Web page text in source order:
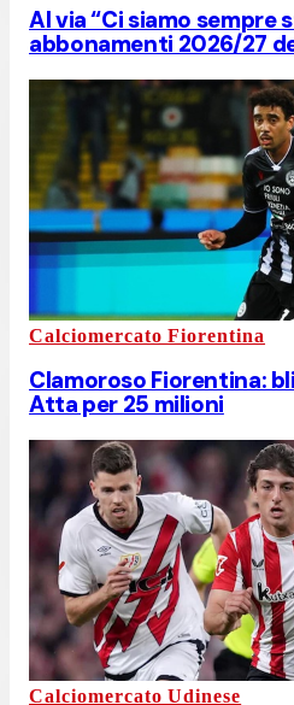
Al via “Ci siamo sempre
abbonamenti 2026/27
Calciomercato Fiorentina
Clamoroso Fiorentina:
Atta per 25 milioni
Calciomercato Udinese